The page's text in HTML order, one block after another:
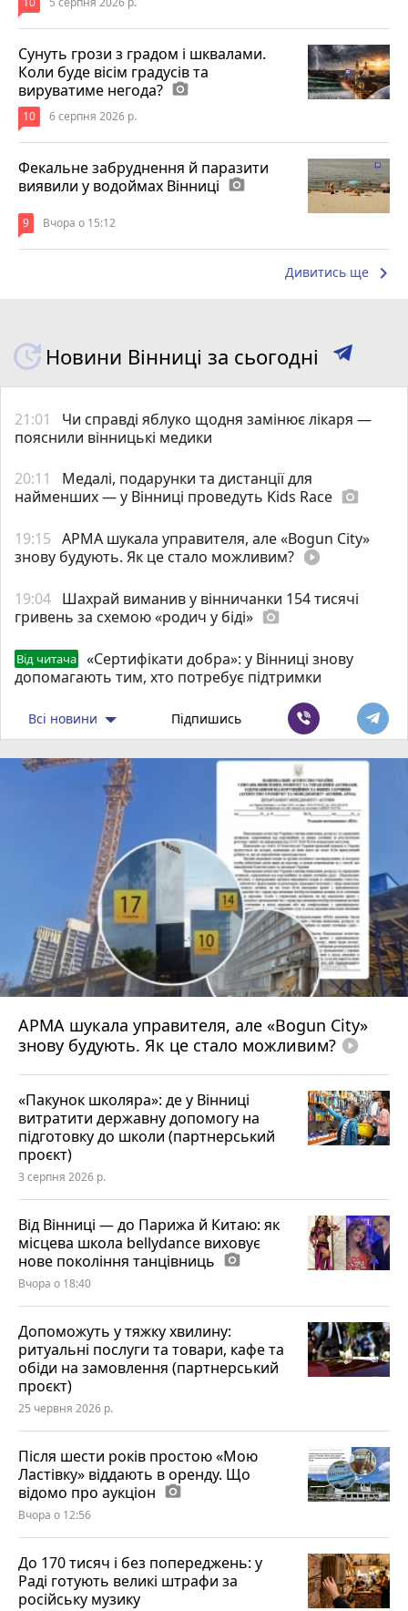
Сунуть грози з градом і шквалами.
Коли буде вісім градусів та
вируватиме негода? photo_camera
10 6 серпня 2026 р.
Фекальне забруднення й паразити
виявили у водоймах Вінниці photo_camera
9 Вчора о 15:12
Дивитись ще keyboard_arrow_right
Новини Вінниці за сьогодні
21:01
Чи справді яблуко щодня замінює лікаря —
пояснили вінницькі медики
20:11
Медалі, подарунки та дистанції для
найменших — у Вінниці проведуть Kids Race photo_camera
19:15 АРМА шукала управителя, але «Bogun City»
знову будують. Як це стало можливим? play_circle_filled
19:04 Шахрай виманив у вінничанки 154 тисячі
гривень за схемою «родич у біді» photo_camera
Від читача
«Сертифікати добра»: у Вінниці знову
допомагають тим, хто потребує підтримки
Всі новини Підпишись
АРМА шукала управителя, але «Bogun City»
знову будують. Як це стало можливим? play_circle_filled
«Пакунок школяра»: де у Вінниці
витратити державну допомогу на
підготовку до школи (партнерський
проєкт)
3 серпня 2026 р.
Від Вінниці — до Парижа й Китаю: як
місцева школа bellydance виховує
нове покоління танцівниць photo_camera
Вчора о 18:40
Допоможуть у тяжку хвилину:
ритуальні послуги та товари, кафе та
обіди на замовлення (партнерський
проєкт)
25 червня 2026 р.
Після шести років простою «Мою
Ластівку» віддають в оренду. Що
відомо про аукціон photo_camera
Вчора о 12:56
До 170 тисяч і без попереджень: у
Раді готують великі штрафи за
російську музику